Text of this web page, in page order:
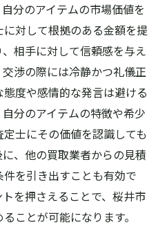
分のアイテムの市場価値を
対して根拠のある金額を提
相手に対して信頼感を与え
渉の際には冷静かつ礼儀正
度や感情的な発言は避ける
分のアイテムの特徴や希少
士にその価値を認識しても
、他の買取業者からの見積
を引き出すことも有効で
を押さえることで、桜井市
ことが可能になります。